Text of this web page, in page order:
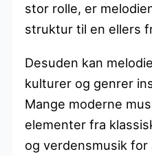
stor rolle, er
struktur til en ellers
Desuden kan
kulturer og genrer
Mange moderne
elementer fra
og verdensmusik for